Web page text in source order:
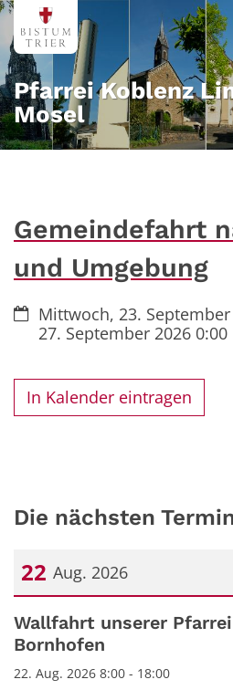
Zum Inhalt springen
Pfarrei Koblenz
Mosel
Gemeindefahrt
und Umgebung
Datum:
Mittwoch, 23.
27. September 2026 0:00
In Kalender eintragen
Die nächsten
22 Aug. 2026
Datum: 22. August 2026
Wallfahrt unserer
Bornhofen
22. Aug. 2026 8:00 - 18:00